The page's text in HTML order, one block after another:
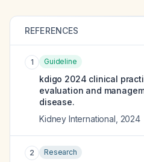
REFERENCES
1 Guideline
kdigo 2024 clinical
evaluation and
disease.
Kidney International 2024
2 Research